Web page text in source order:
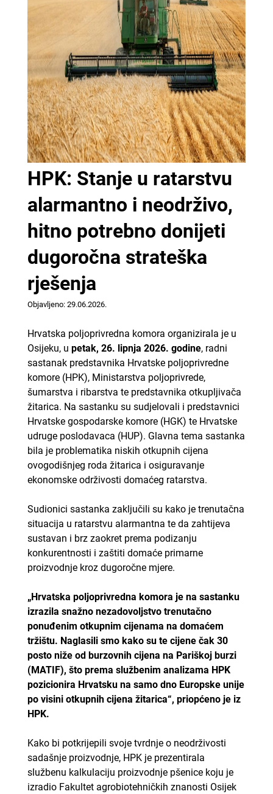
HPK: Stanje u ratarstvu
alarmantno i neodrživo,
hitno potrebno donijeti
dugoročna strateška
rješenja
Objavljeno: 29.06.2026.
Hrvatska poljoprivredna komora organizirala je u
Osijeku, u petak, 26. lipnja 2026. godine, radni
sastanak predstavnika Hrvatske poljoprivredne
komore (HPK), Ministarstva poljoprivrede,
šumarstva i ribarstva te predstavnika otkupljivača
žitarica. Na sastanku su sudjelovali i predstavnici
Hrvatske gospodarske komore (HGK) te Hrvatske
udruge poslodavaca (HUP). Glavna tema sastanka
bila je problematika niskih otkupnih cijena
ovogodišnjeg roda žitarica i osiguravanje
ekonomske održivosti domaćeg ratarstva.
Sudionici sastanka zaključili su kako je trenutačna
situacija u ratarstvu alarmantna te da zahtijeva
sustavan i brz zaokret prema podizanju
konkurentnosti i zaštiti domaće primarne
proizvodnje kroz dugoročne mjere.
„Hrvatska poljoprivredna komora je na sastanku
izrazila snažno nezadovoljstvo trenutačno
ponuđenim otkupnim cijenama na domaćem
tržištu. Naglasili smo kako su te cijene čak 30
posto niže od burzovnih cijena na Pariškoj burzi
(MATIF), što prema službenim analizama HPK
pozicionira Hrvatsku na samo dno Europske unije
po visini otkupnih cijena žitarica“, priopćeno je iz
HPK.
Kako bi potkrijepili svoje tvrdnje o neodrživosti
sadašnje proizvodnje, HPK je prezentirala
službenu kalkulaciju proizvodnje pšenice koju je
izradio Fakultet agrobiotehničkih znanosti Osijek